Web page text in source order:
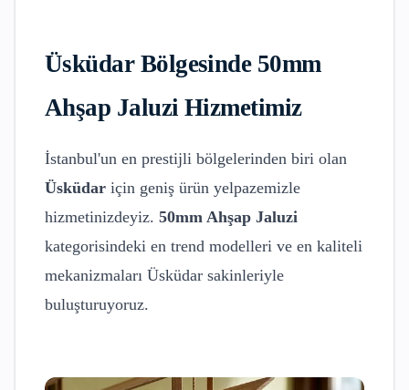
ÜsküdarBölgesinde 50mm
Ahşap JaluziHizmetimiz
İstanbul'un en prestijli bölgelerinden biri olan
Üsküdar için geniş ürün yelpazemizle
hizmetinizdeyiz. 50mm Ahşap Jaluzi
kategorisindeki en trend modelleri ve en kaliteli
mekanizmaları Üsküdar sakinleriyle
buluşturuyoruz.